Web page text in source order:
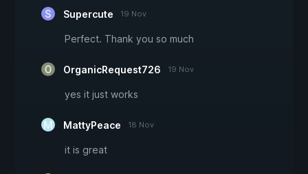
Supercute 19 Nov
Perfect. Thank you so much
OrganicRequest726 19 Nov
yes it just works
MattyPeace 18 Nov
it is great